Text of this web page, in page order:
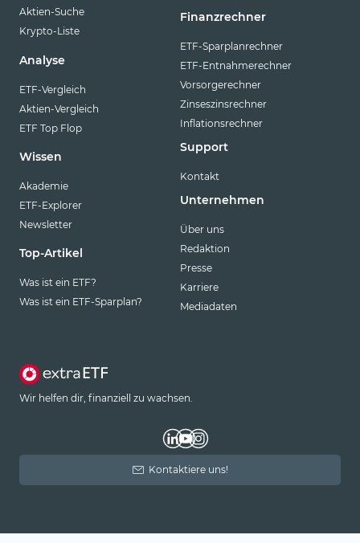
Aktien-Suche
Krypto-Liste
Analyse
ETF-Vergleich
Aktien-Vergleich
ETF Top Flop
Wissen
Akademie
ETF-Explorer
Newsletter
Top-Artikel
Was ist ein ETF?
Was ist ein ETF-Sparplan?
Finanzrechner
ETF-Sparplanrechner
ETF-Entnahmerechner
Vorsorgerechner
Zinseszinsrechner
Inflationsrechner
Support
Kontakt
Unternehmen
Über uns
Redaktion
Presse
Karriere
Mediadaten
Wir helfen dir, finanziell zu wachsen.
Kontaktiere uns!